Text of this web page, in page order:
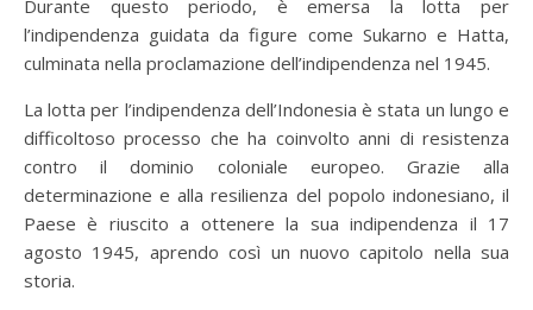
Durante questo periodo, è emersa la lotta per
l’indipendenza guidata da figure come Sukarno e Hatta,
culminata nella proclamazione dell’indipendenza nel 1945.
La lotta per l’indipendenza dell’Indonesia è stata un lungo e
difficoltoso processo che ha coinvolto anni di resistenza
contro il dominio coloniale europeo. Grazie alla
determinazione e alla resilienza del popolo indonesiano, il
Paese è riuscito a ottenere la sua indipendenza il 17
agosto 1945, aprendo così un nuovo capitolo nella sua
storia.